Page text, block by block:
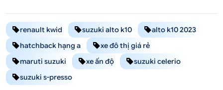
renault kwid suzuki alto k10
alto k10 2023
hatchback hạng a
xe đô thị giá rẻ
maruti suzuki
xe ấn độ
suzuki celerio
suzuki s-presso